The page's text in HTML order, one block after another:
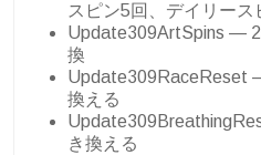
スピン5回、デイリース
Update309ArtSpins —
換
Update309RaceReset
換える
き換える